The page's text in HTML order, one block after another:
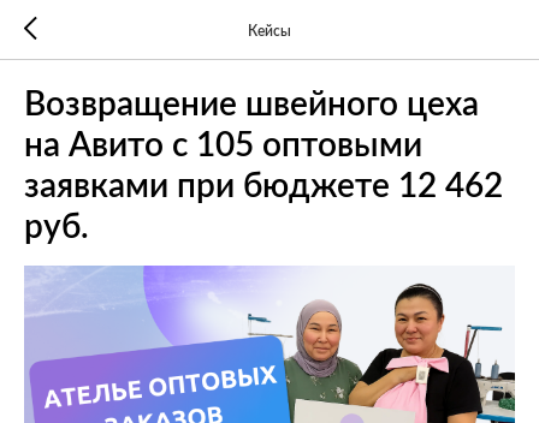
Кейсы
Возвращение швейного цеха
на Авито с 105 оптовыми
заявками при бюджете 12 462
руб.